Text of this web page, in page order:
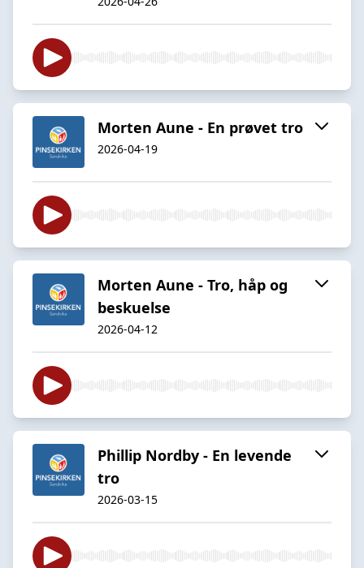
Morten Aune - En prøvet tro
2026-04-19
Morten Aune - Tro, håp og
beskuelse
2026-04-12
Phillip Nordby - En levende
tro
2026-03-15